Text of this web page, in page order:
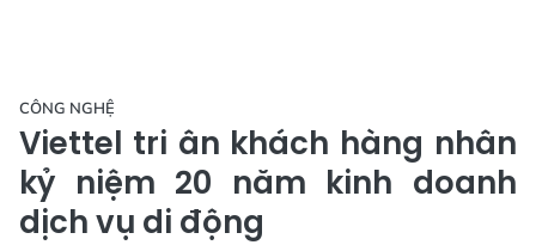
CÔNG NGHỆ
Viettel tri ân khách hàng nhân
kỷ niệm 20 năm kinh doanh
dịch vụ di động